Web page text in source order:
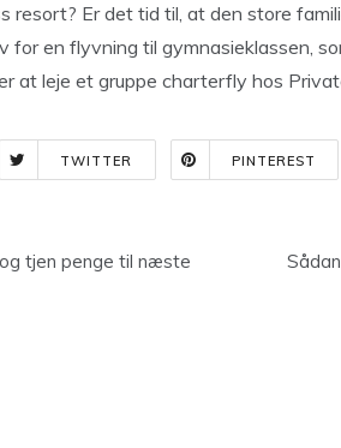
resort? Er det tid til, at den store
for en flyvning til gymnasieklassen,
at leje et gruppe charterfly hos
TWITTER PINTEREST
tjen penge til næste